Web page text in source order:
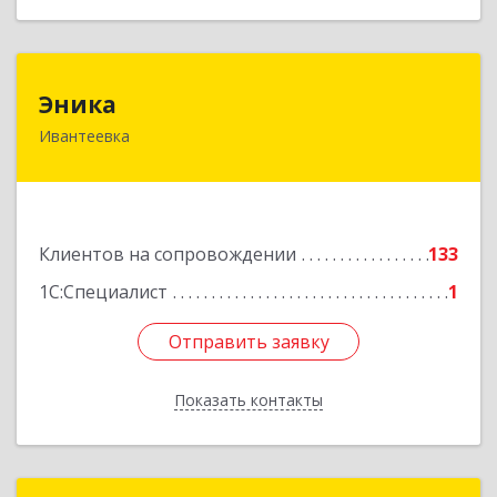
Эника
Ивантеевка
Клиентов на сопровождении
133
1С:Специалист
1
Отправить заявку
Показать контакты
141280, Московская обл, г.о. Пушкинский,
Отправить заявку
Назад